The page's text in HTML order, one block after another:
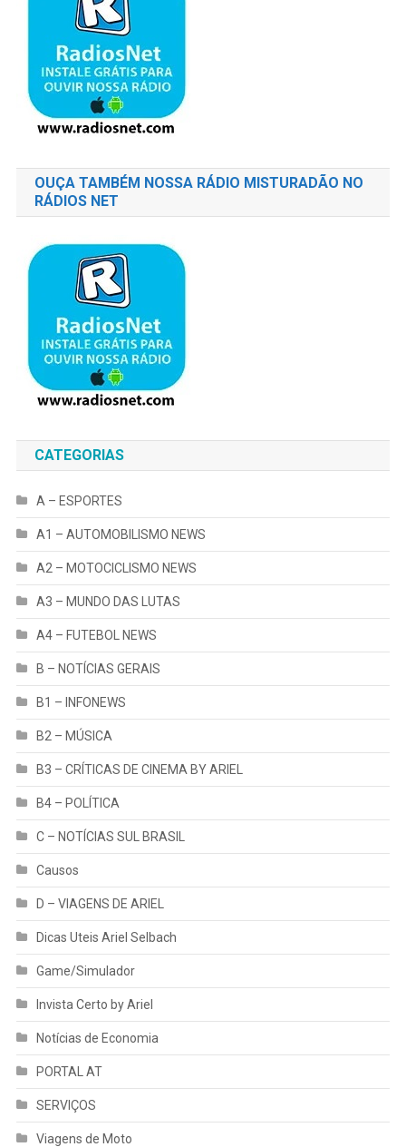
OUÇA TAMBÉM NOSSA RÁDIO MISTURADÃO NO
RÁDIOS NET
CATEGORIAS
A – ESPORTES
A1 – AUTOMOBILISMO NEWS
A2 – MOTOCICLISMO NEWS
A3 – MUNDO DAS LUTAS
A4 – FUTEBOL NEWS
B – NOTÍCIAS GERAIS
B1 – INFONEWS
B2 – MÚSICA
B3 – CRÍTICAS DE CINEMA BY ARIEL
B4 – POLÍTICA
C – NOTÍCIAS SUL BRASIL
Causos
D – VIAGENS DE ARIEL
Dicas Uteis Ariel Selbach
Game/Simulador
Invista Certo by Ariel
Notícias de Economia
PORTAL AT
SERVIÇOS
Viagens de Moto